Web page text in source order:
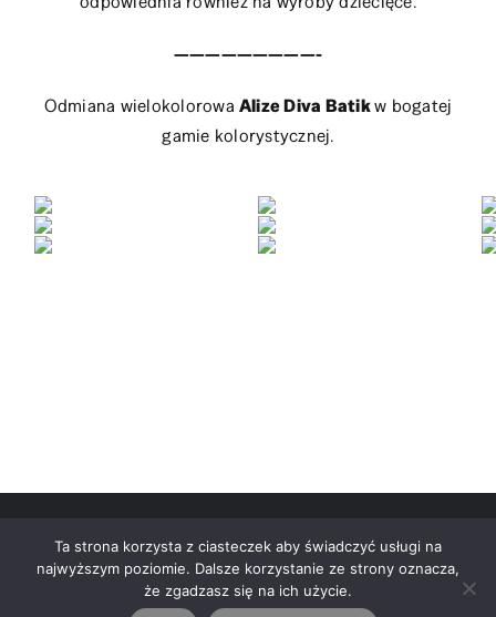
—————————-
Odmiana wielokolorowa Alize Diva Batikw bogatej
gamie kolorystycznej.
Ta strona korzysta z ciasteczek aby świadczyć usługi na
najwyższym poziomie. Dalsze korzystanie ze strony oznacza,
że zgadzasz się na ich użycie.